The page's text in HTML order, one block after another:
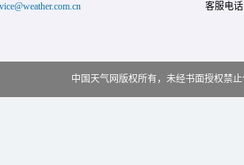
客服电
中国天气网版权所有，未经书面授权